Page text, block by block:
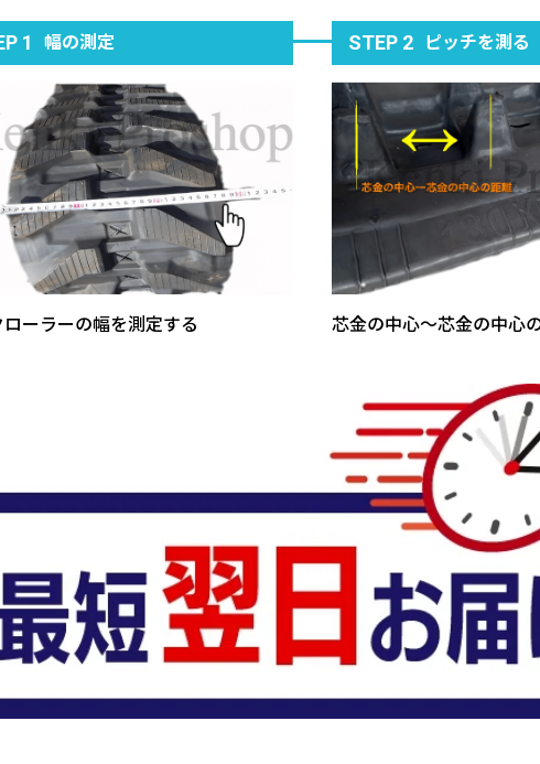
1 幅の測定
ローラーの幅を測定する
STEP 2 ピッチを測る
芯金の中心～芯金の中心